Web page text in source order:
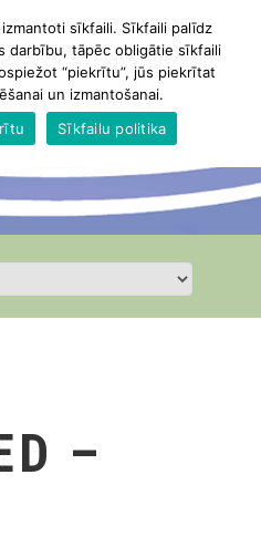
–
sīkfaili. Sīkfaili palīdz
darbību, tāpēc obligātie sīkfaili
“piekrītu”, jūs piekrītat
un izmantošanai.
Sīkfailu politika